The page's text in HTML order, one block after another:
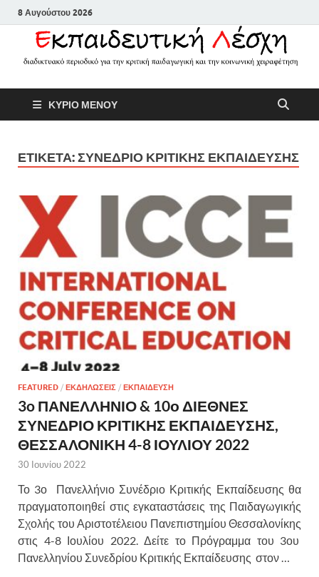
8 Αυγούστου 2026
κριτική παιδαγωγική και την
κοινωνική χειραφέτηση
ΚΥΡΙΟ ΜΕΝΟΥ
ΕΤΙΚΕΤΑ:ΣΥΝΕΔΡΙΟ ΚΡΙΤΙΚΗΣ ΕΚΠΑΙΔΕΥΣΗΣ
FEATURED / ΕΚΔΗΛΩΣΕΙΣ / ΕΚΠΑΙΔΕΥΣΗ
3o ΠΑΝΕΛΛΗΝΙΟ & 10ο ΔΙΕΘΝΕΣ
ΣΥΝΕΔΡΙΟ ΚΡΙΤΙΚΗΣ ΕΚΠΑΙΔΕΥΣΗΣ,
ΘΕΣΣΑΛΟΝΙΚΗ 4-8 ΙΟΥΛΙΟΥ 2022
30 Ιουνίου 2022
Το 3ο Πανελλήνιο Συνέδριο Κριτικής Εκπαίδευσης θα
πραγματοποιηθεί στις εγκαταστάσεις της Παιδαγωγικής
Σχολής του Αριστοτέλειου Πανεπιστημίου Θεσσαλονίκης
στις 4-8 Ιουλίου 2022. Δείτε το Πρόγραμμα του 3ου
Πανελληνίου Συνεδρίου Κριτικής Εκπαίδευσης στον …